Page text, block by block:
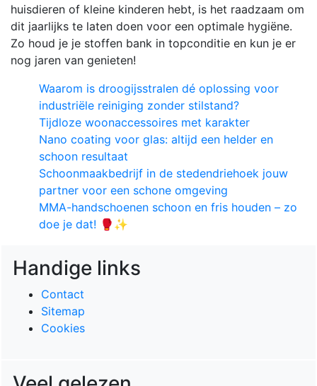
huisdieren of kleine kinderen hebt, is het raadzaam om
dit jaarlijks te laten doen voor een optimale hygiëne.
Zo houd je je stoffen bank in topconditie en kun je er
nog jaren van genieten!
Waarom is droogijsstralen dé oplossing voor
industriële reiniging zonder stilstand?
Tijdloze woonaccessoires met karakter
Nano coating voor glas: altijd een helder en
schoon resultaat
Schoonmaakbedrijf in de stedendriehoek jouw
partner voor een schone omgeving
MMA-handschoenen schoon en fris houden – zo
doe je dat! 🥊✨
Handige links
Contact
Sitemap
Cookies